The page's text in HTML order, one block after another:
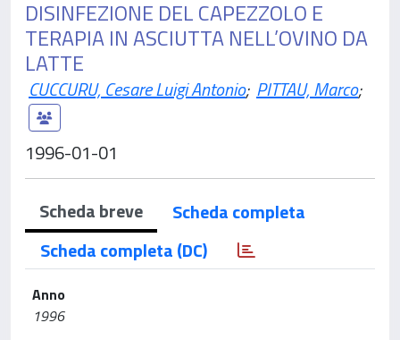
DISINFEZIONE DEL CAPEZZOLO E
TERAPIA IN ASCIUTTA NELL’OVINO DA
LATTE
CUCCURU, Cesare Luigi Antonio; PITTAU, Marco;
1996-01-01
Scheda breve
Scheda completa
Scheda completa (DC)
Anno
1996